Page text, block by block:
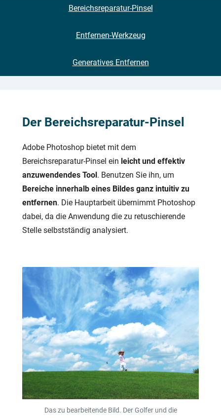
Bereichsreparatur-Pinsel
Entfernen-Werkzeug
Generatives Entfernen
Der Bereichsreparatur-Pinsel
Adobe Photoshop bietet mit dem
Bereichsreparatur-Pinsel ein leicht und effektiv
anzuwendendes Tool. Benutzen Sie ihn, um
Bereiche innerhalb eines Bildes ganz intuitiv zu
entfernen. Die Hauptarbeit übernimmt Photoshop
dabei, da die Anwendung die zu retuschierende
Stelle selbstständig analysiert.
Das zu bearbeitende Bild. Der Golfer und die